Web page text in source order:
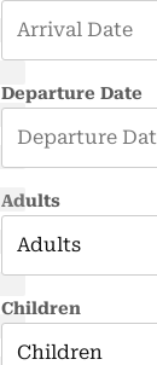
Departure Date
Adults
Children